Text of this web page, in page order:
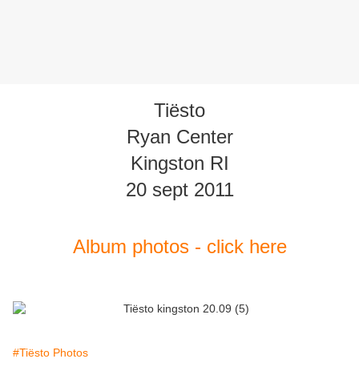
Tiësto
Ryan Center
Kingston RI
20 sept 2011
Album photos - click here
#Tiësto Photos